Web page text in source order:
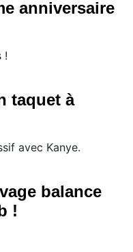
anniversaire
!
taquet à
avec Kanye.
balance
!